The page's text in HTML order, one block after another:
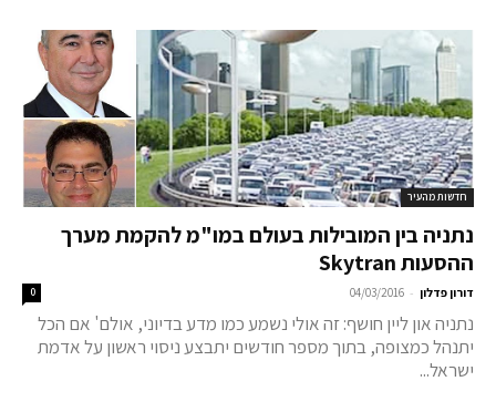
חדשות מהעיר
נתניה בין המובילות בעולם במו"מ להקמת מערך
ההסעות Skytran
דורון פדלון -
04/03/2016
0
נתניה און ליין חושף: זה אולי נשמע כמו מדע בדיוני, אולם' אם הכל
יתנהל כמצופה, בתוך מספר חודשים יתבצע ניסוי ראשון על אדמת
ישראל...